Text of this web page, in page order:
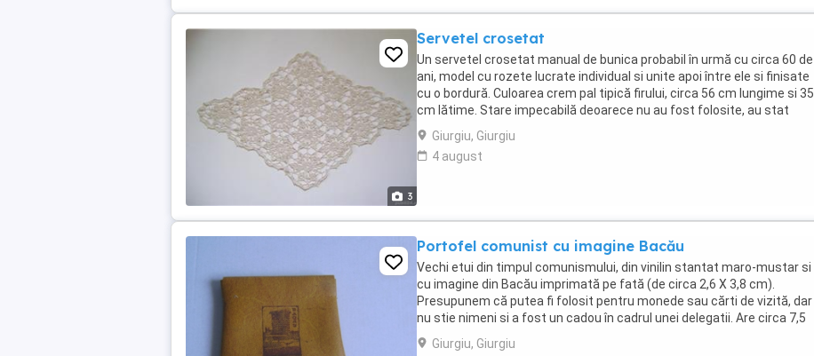
3
Servetel crosetat
Un servetel crosetat manual de bunica probabil în urmă cu circa 60 de
ani, model cu rozete lucrate individual si unite apoi între ele si finisate
cu o bordură. Culoarea crem pal tipică firului, circa 56 cm lungime si 35
cm lătime. Stare impecabilă deoarece nu au fost folosite, au stat
depozitate. Vom ...
Giurgiu, Giurgiu
4 august
Portofel comunist cu imagine Bacău
Vechi etui din timpul comunismului, din vinilin stantat maro-mustar si
cu imagine din Bacău imprimată pe fată (de circa 2,6 X 3,8 cm).
Presupunem că putea fi folosit pentru monede sau cărti de vizită, dar
nu stie nimeni si a fost un cadou în cadrul unei delegatii. Are circa 7,5
cm înăltime si 9 cm lătime. ...
Giurgiu, Giurgiu